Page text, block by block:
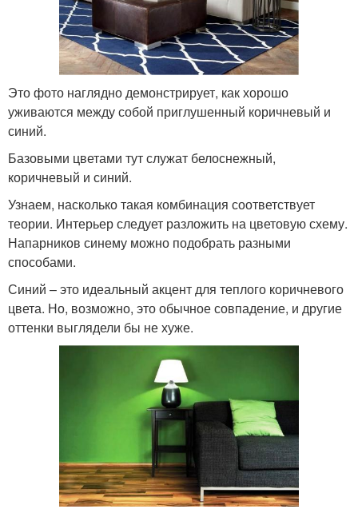
Это фото наглядно демонстрирует, как хорошо
уживаются между собой приглушенный коричневый и
синий.
Базовыми цветами тут служат белоснежный,
коричневый и синий.
Узнаем, насколько такая комбинация соответствует
теории. Интерьер следует разложить на цветовую схему.
Напарников синему можно подобрать разными
способами.
Синий – это идеальный акцент для теплого коричневого
цвета. Но, возможно, это обычное совпадение, и другие
оттенки выглядели бы не хуже.